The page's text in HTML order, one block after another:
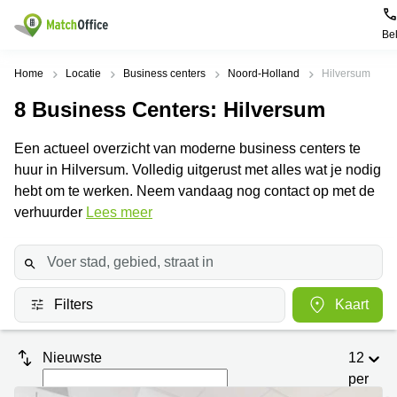
Bel
Huren / Verhuren
Productpagina's
Kantoorruimten
Business
Centers
Coworking
Vergaderruimten
Virtueel
Kantoor
Populaire
Alkmaar
Amsterdam
Oost
Amsterdam
Westpoort
Bergen
op
Zoom
Amersfoort
Breda
Populaire
Kantoorruimte
in Breda
Kantoor
Bergen
op
Zoom
Kantoor
huren
Kantoor
huren
Help
Over ons
Voeg je kantoorruimte toe
Huurprijs
Log in
Home Locatie Business centers Noord-Holland Hilversum
8 Business Centers: Hilversum
Een actueel overzicht van moderne business centers te
huur in Hilversum. Volledig uitgerust met alles wat je nodig
hebt om te werken. Neem vandaag nog contact op met de
verhuurder Lees meer
Filters Kaart
Nieuwste
12
per